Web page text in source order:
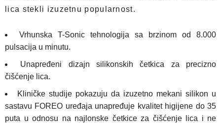
lica stekli izuzetnu popularnost.
Vrhunska T-Sonic tehnologija sa brzinom od 8.000
pulsacija u minutu.
Unapređeni dizajn silikonskih četkica za precizno
čišćenje lica.
Kliničke studije pokazuju da izuzetno mekani silikon u
sastavu FOREO uređaja unapređuje kvalitet higijene do 35
puta u odnosu na najlonske četkice za čišćenje lica i ne